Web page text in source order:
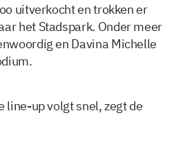
uitverkocht en trokken er
het Stadspark. Onder meer
en Davina Michelle
line-up volgt snel, zegt de